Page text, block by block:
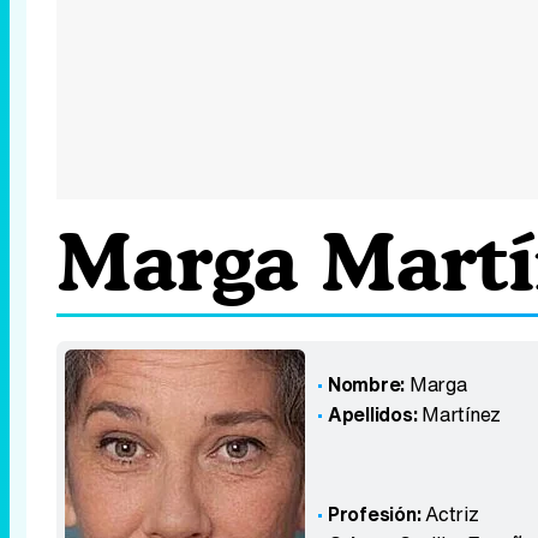
Marga
Nombre: Marga
Apellidos:Martínez
Profesión:Actriz